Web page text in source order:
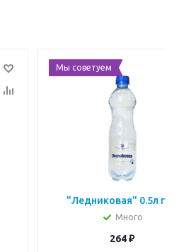
Мы советуем
"Ледниковая" 0.5л газ.
Много
264₽